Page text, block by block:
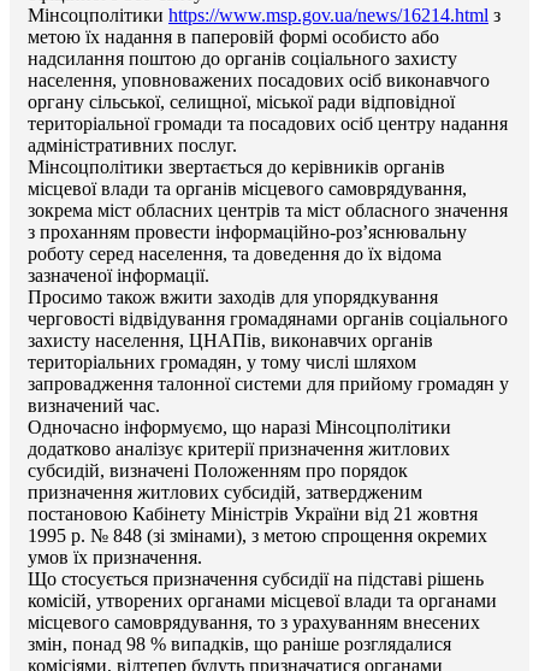
Мінсоцполітики https://www.msp.gov.ua/news/16214.html з
метою їх надання в паперовій формі особисто або
надсилання поштою до органів соціального захисту
населення, уповноважених посадових осіб виконавчого
органу сільської, селищної, міської ради відповідної
територіальної громади та посадових осіб центру надання
адміністративних послуг.
Мінсоцполітики звертається до керівників органів
місцевої влади та органів місцевого самоврядування,
зокрема міст обласних центрів та міст обласного значення
з проханням провести інформаційно-роз’яснювальну
роботу серед населення, та доведення до їх відома
зазначеної інформації.
Просимо також вжити заходів для упорядкування
черговості відвідування громадянами органів соціального
захисту населення, ЦНАПів, виконавчих органів
територіальних громадян, у тому числі шляхом
запровадження талонної системи для прийому громадян у
визначений час.
Одночасно інформуємо, що наразі Мінсоцполітики
додатково аналізує критерії призначення житлових
субсидій, визначені Положенням про порядок
призначення житлових субсидій, затвердженим
постановою Кабінету Міністрів України від 21 жовтня
1995 р. № 848 (зі змінами), з метою спрощення окремих
умов їх призначення.
Що стосується призначення субсидії на підставі рішень
комісій, утворених органами місцевої влади та органами
місцевого самоврядування, то з урахуванням внесених
змін, понад 98 % випадків, що раніше розглядалися
комісіями, відтепер будуть призначатися органами